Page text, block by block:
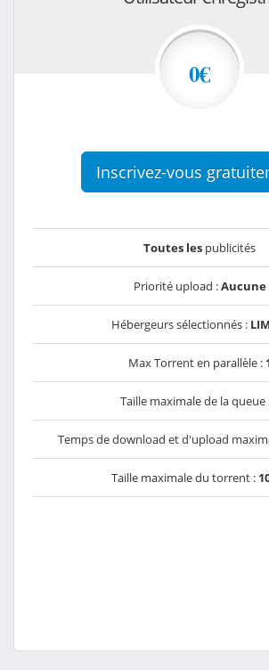
0€
Inscrivez-vous
Toutes les publicités
Priorité upload :Aucune
Hébergeurs sélectionnés :
Max Torrent en parallèle :
Taille maximale de la queue
Temps de download et d'upload
Taille maximale du torrent :